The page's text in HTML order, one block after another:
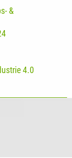
&
4.0